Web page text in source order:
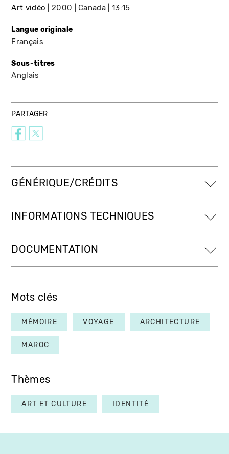
Art vidéo 2000 Canada 13:15
Langue originale
Français
Sous-titres
Anglais
PARTAGER
GÉNÉRIQUE/CRÉDITS
INFORMATIONS TECHNIQUES
DOCUMENTATION
Mots clés
MÉMOIRE VOYAGE ARCHITECTURE
MAROC
Thèmes
ART ET CULTURE IDENTITÉ